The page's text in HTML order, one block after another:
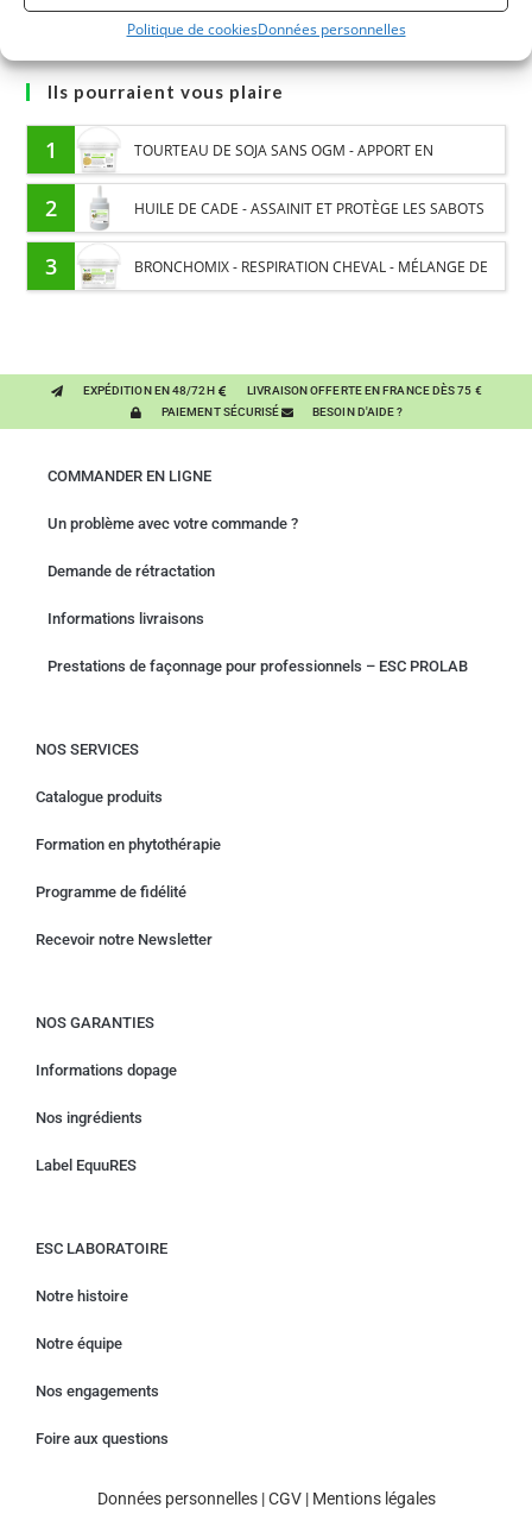
Politique de cookiesDonnées personnelles
Ils pourraient vous plaire
1 TOURTEAU DE SOJA SANS OGM - APPORT EN
PROTÉINES ET SOUTIEN ÉNERGÉTIQUE POUR CHEVAUX
2 HUILE DE CADE - ASSAINIT ET PROTÈGE LES SABOTS
DE L’HUMIDITÉ
3 BRONCHOMIX - RESPIRATION CHEVAL - MÉLANGE DE
EXPÉDITION EN 48/72H
LIVRAISON OFFERTE EN FRANCE DÈS 75 €
PAIEMENT SÉCURISÉ
BESOIN D'AIDE ?
COMMANDER EN LIGNE
Un problème avec votre commande ?
Demande de rétractation
Informations livraisons
Prestations de façonnage pour professionnels – ESC PROLAB
NOS SERVICES
Catalogue produits
Formation en phytothérapie
Programme de fidélité
Recevoir notre Newsletter
NOS GARANTIES
Informations dopage
Nos ingrédients
Label EquuRES
ESC LABORATOIRE
Notre histoire
Notre équipe
Nos engagements
Foire aux questions
Données personnelles|CGV| Mentions légales